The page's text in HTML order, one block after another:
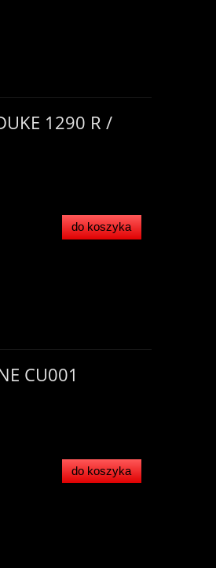
1290 R /
do koszyka
CU001
do koszyka